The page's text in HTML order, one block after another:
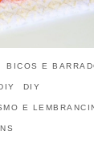
BICOS E
DIY
E